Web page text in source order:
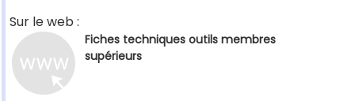
Sur le web :
Fiches techniques outils membres
supérieurs